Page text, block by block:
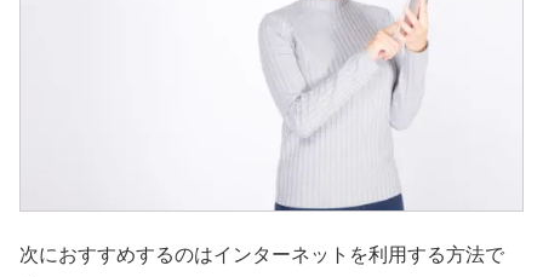
次におすすめするのはインターネットを利用する方法で